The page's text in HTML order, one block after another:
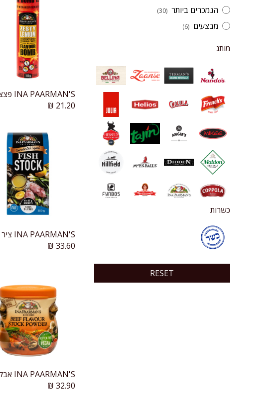
הנמכרים ביותר (30)
מבצעים (6)
מותג
כשרות
RESET
הוספה לעגלה
21.20
₪
33.60
₪
הוספה לעגלה
32.90
₪